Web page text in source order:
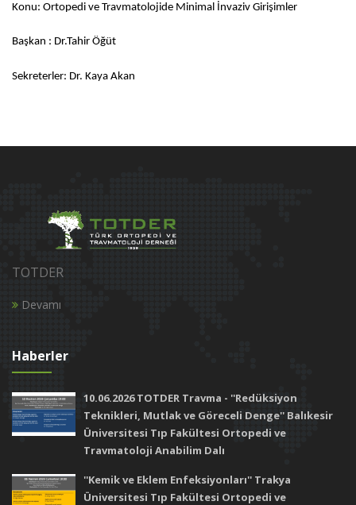
Konu: Ortopedi ve Travmatolojide Minimal İnvaziv Girişimler
Başkan : Dr.Tahir Öğüt
Sekreterler: Dr. Kaya Akan
TOTDER
Devamı
Haberler
10.06.2026 TOTDER Travma - ''Redüksiyon
Teknikleri, Mutlak ve Göreceli Denge'' Balıkesir
Üniversitesi Tıp Fakültesi Ortopedi ve
Travmatoloji Anabilim Dalı
''Kemik ve Eklem Enfeksiyonları'' Trakya
Üniversitesi Tıp Fakültesi Ortopedi ve